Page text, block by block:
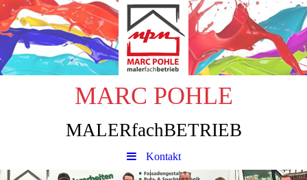
MARC POHLE
MALERfachBETRIEB
Kontakt